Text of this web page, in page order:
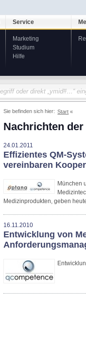
Service
Marketing
Studium
Hilfe
Sie befinden sich hier: Start
Nachrichten
24.01.2011
Effizientes QM-
vereinbaren
München
Medizinprodukten, geben
16.11.2010
Entwicklung von